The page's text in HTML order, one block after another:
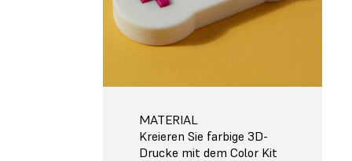
MATERIAL
Kreieren Sie farbige 3D-
Drucke mit dem Color Kit